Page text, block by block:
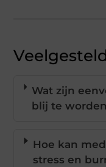
Wat zijn
blij te
Hoe kan
stress en